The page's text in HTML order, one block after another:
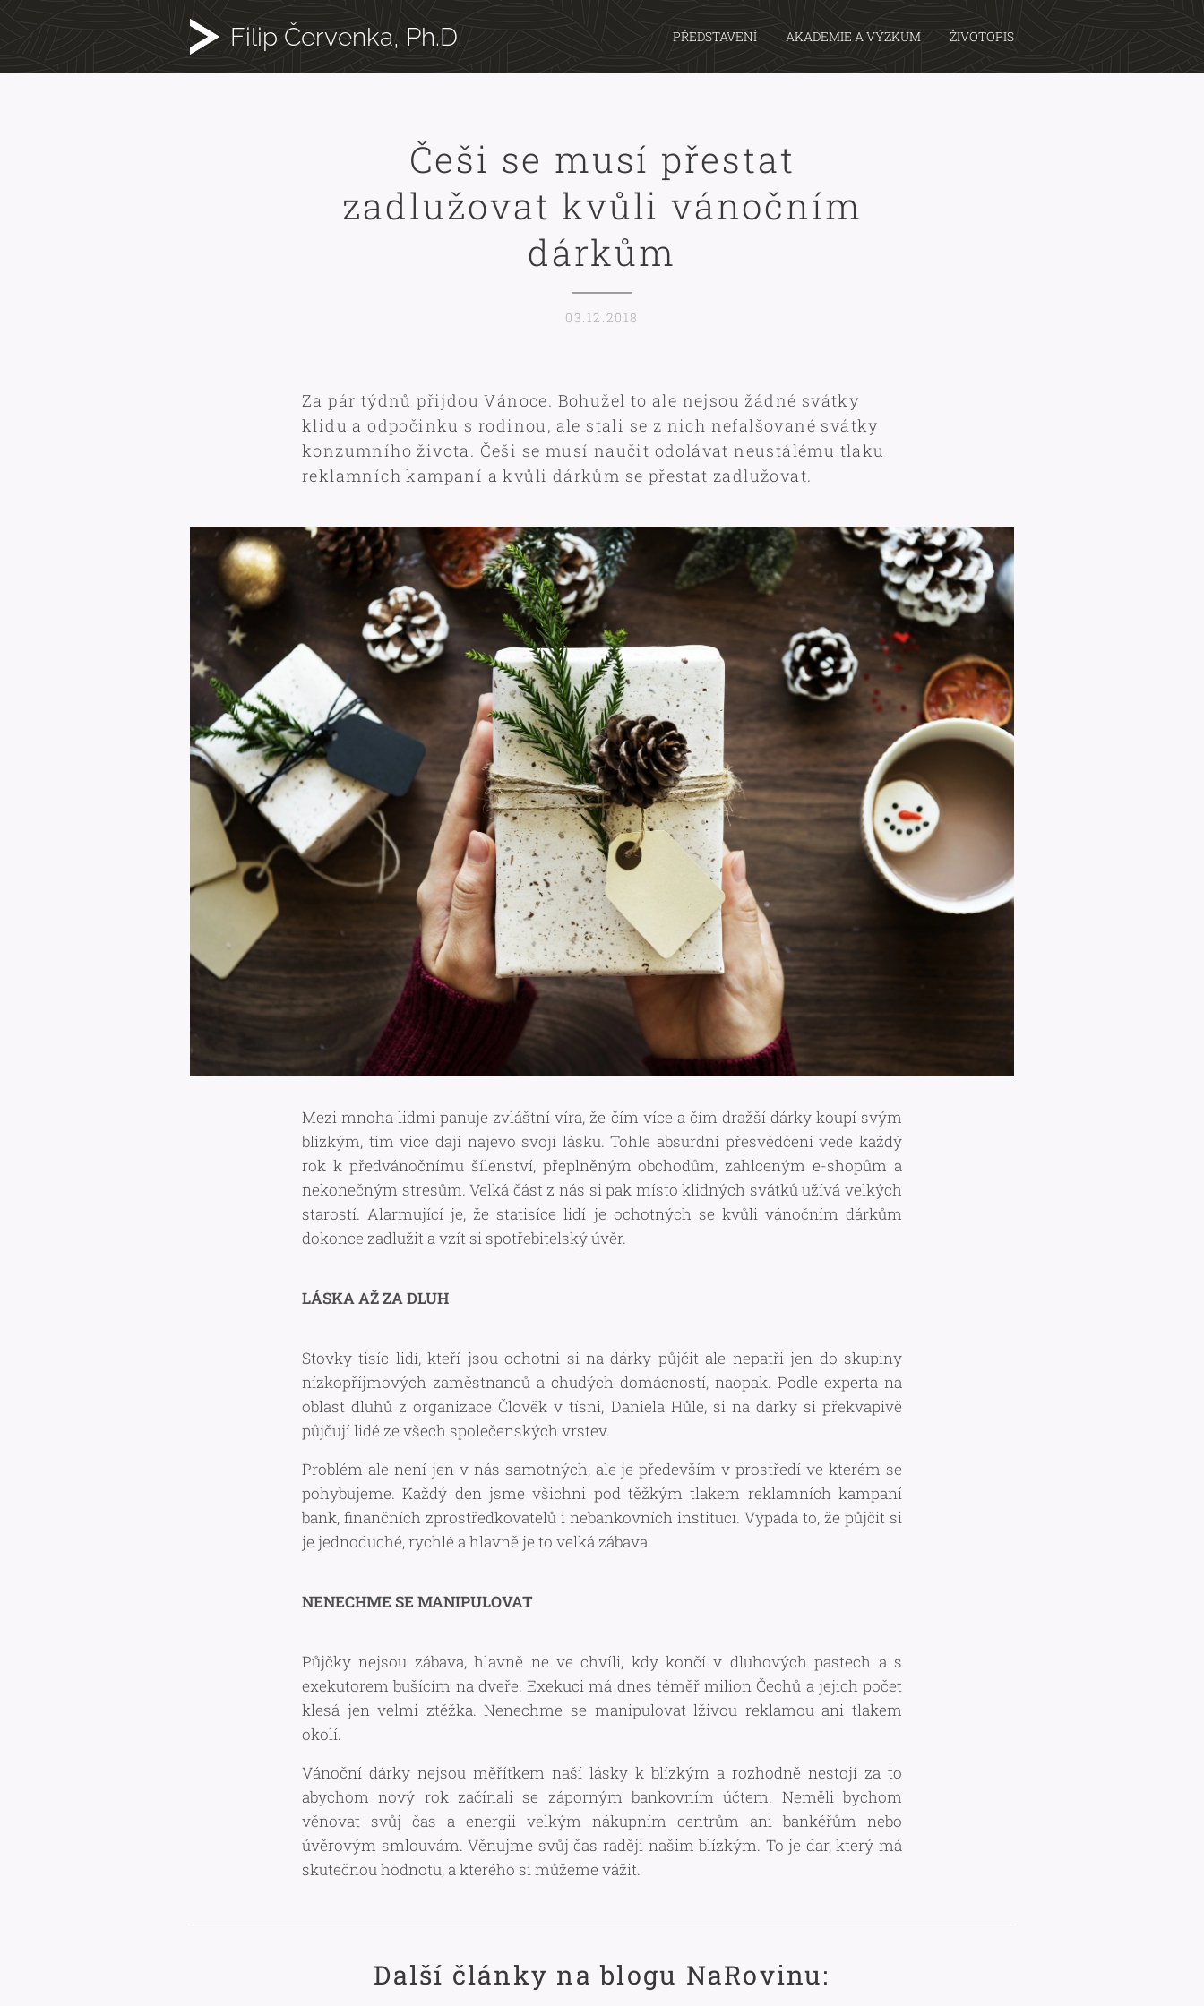
Filip Červenka, Ph.D. PŘEDSTAVENÍ AKADEMIE A VÝZKUM ŽIVOTOPIS
Češi se musí přestat
zadlužovat kvůli vánočním
dárkům
03.12.2018
Za pár týdnů přijdou Vánoce. Bohužel to ale nejsou žádné svátky
klidu a odpočinku s rodinou, ale stali se z nich nefalšované svátky
konzumního života. Češi se musí naučit odolávat neustálému tlaku
reklamních kampaní a kvůli dárkům se přestat zadlužovat.
Mezi mnoha lidmi panuje zvláštní víra, že čím více a čím dražší dárky koupí svým
blízkým, tím více dají najevo svoji lásku. Tohle absurdní přesvědčení vede každý
rok k předvánočnímu šílenství, přeplněným obchodům, zahlceným e-shopům a
nekonečným stresům. Velká část z nás si pak místo klidných svátků užívá velkých
starostí. Alarmující je, že statisíce lidí je ochotných se kvůli vánočním dárkům
dokonce zadlužit a vzít si spotřebitelský úvěr.
LÁSKA AŽ ZA DLUH
Stovky tisíc lidí, kteří jsou ochotni si na dárky půjčit ale nepatři jen do skupiny
nízkopříjmových zaměstnanců a chudých domácností, naopak. Podle experta na
oblast dluhů z organizace Člověk v tísni, Daniela Hůle, si na dárky si překvapivě
půjčují lidé ze všech společenských vrstev.
Problém ale není jen v nás samotných, ale je především v prostředí ve kterém se
pohybujeme. Každý den jsme všichni pod těžkým tlakem reklamních kampaní
bank, finančních zprostředkovatelů i nebankovních institucí. Vypadá to, že půjčit si
je jednoduché, rychlé a hlavně je to velká zábava.
NENECHME SE MANIPULOVAT
Půjčky nejsou zábava, hlavně ne ve chvíli, kdy končí v dluhových pastech a s
exekutorem bušícím na dveře. Exekuci má dnes téměř milion Čechů a jejich počet
klesá jen velmi ztěžka. Nenechme se manipulovat lživou reklamou ani tlakem
okolí.
Vánoční dárky nejsou měřítkem naší lásky k blízkým a rozhodně nestojí za to
abychom nový rok začínali se záporným bankovním účtem. Neměli bychom
věnovat svůj čas a energii velkým nákupním centrům ani bankéřům nebo
úvěrovým smlouvám. Věnujme svůj čas raději našim blízkým. To je dar, který má
skutečnou hodnotu, a kterého si můžeme vážit.
Další články na blogu NaRovinu: